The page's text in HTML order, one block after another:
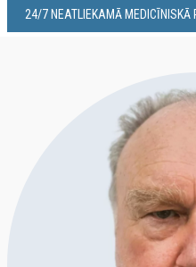
24/7 NEATLIEKAMĀ